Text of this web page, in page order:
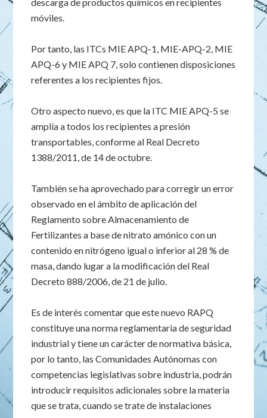
móviles.
Por tanto, las ITCs MIE APQ-1, MIE-APQ-2, MIE
APQ-6 y MIE APQ 7, solo contienen disposiciones
referentes a los recipientes fijos.
Otro aspecto nuevo, es que la ITC MIE APQ-5 se
amplía a todos los recipientes a presión
transportables, conforme al Real Decreto
1388/2011, de 14 de octubre.
También se ha aprovechado para corregir un error
observado en el ámbito de aplicación del
Reglamento sobre Almacenamiento de
Fertilizantes a base de nitrato amónico con un
contenido en nitrógeno igual o inferior al 28 % de
masa, dando lugar a la modificación del Real
Decreto 888/2006, de 21 de julio.
Es de interés comentar que este nuevo RAPQ
constituye una norma reglamentaria de seguridad
industrial y tiene un carácter de normativa básica,
por lo tanto, las Comunidades Autónomas con
competencias legislativas sobre industria, podrán
introducir requisitos adicionales sobre la materia
que se trata, cuando se trate de instalaciones